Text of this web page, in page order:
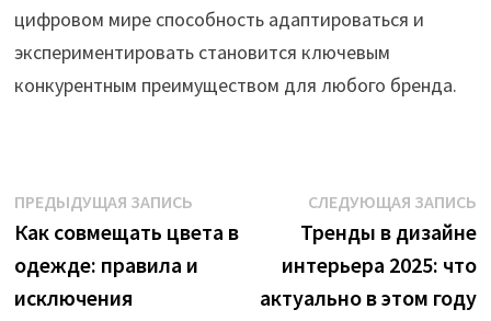
цифровом мире способность адаптироваться и
экспериментировать становится ключевым
конкурентным преимуществом для любого бренда.
Навигация
по
записям
ПРЕДЫДУЩАЯ ЗАПИСЬПредыдущая
запись:
Как совмещать цвета в
одежде: правила и
исключения
СЛЕДУЮЩАЯ ЗАПИСЬ
Тренды в дизайне
интерьера 2025: что
актуально в этом году